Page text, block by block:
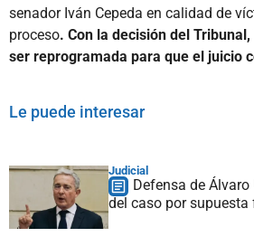
senador Iván Cepeda en calidad de
proceso. Con la decisión del
ser reprogramada para que el juicio
Le puede interesar
Judicial
Defensa de
del caso por